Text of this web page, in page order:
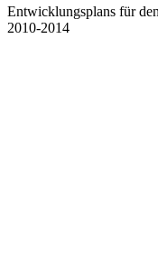
Entwicklungsplans für
2010-2014